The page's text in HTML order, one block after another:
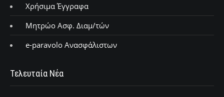
Χρήσιμα Έγγραφα
Μητρώο Ασφ. Διαμ/τών
e-paravolo Ανασφάλιστων
Τελευταία Νέα